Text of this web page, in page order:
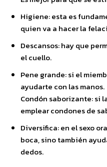
Higiene: esta es
quien va a hacer la
Descansos: hay que
el cuello.
Pene grande: si el
ayudarte con las manos.
Condón saborizante: si
emplear condones de
Diversifica: en el sexo
boca, sino también
dedos.